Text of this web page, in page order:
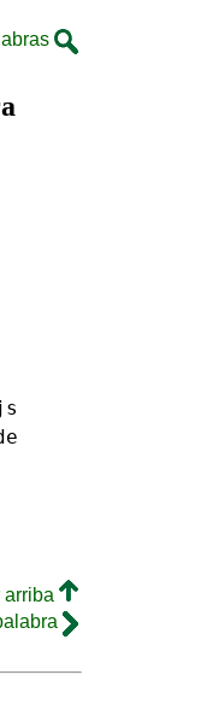
arriba